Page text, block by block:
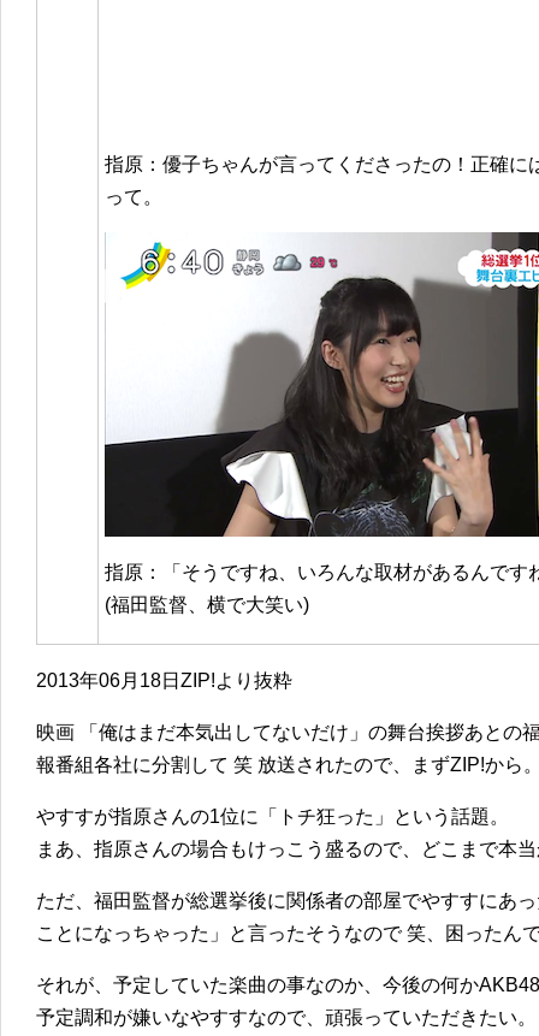
指原：優子ちゃんが言ってくださったの！正確に
って。
指原：「そうですね、いろんな取材があるんです
(福田監督、横で大笑い)
2013年06月18日ZIP!より抜粋
映画 「俺はまだ本気出してないだけ」の舞台挨拶あとの
報番組各社に分割して 笑 放送されたので、まずZIP!から
やすすが指原さんの1位に「トチ狂った」という話題。
まあ、指原さんの場合もけっこう盛るので、どこまで本
ただ、福田監督が総選挙後に関係者の部屋でやすすにあ
ことになっちゃった」と言ったそうなので 笑、困ったん
それが、予定していた楽曲の事なのか、今後の何か
予定調和が嫌いなやすすなので、頑張っていただきたい。